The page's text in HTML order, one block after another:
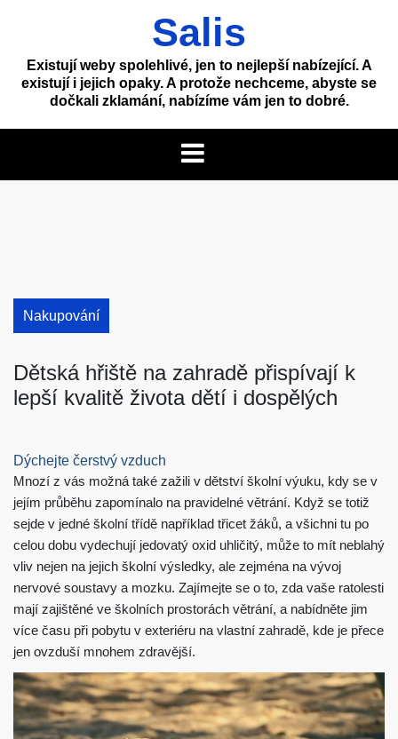
Salis
Existují weby spolehlivé, jen to nejlepší nabízející. A
existují i jejich opaky. A protože nechceme, abyste se
dočkali zklamání, nabízíme vám jen to dobré.
Nakupování
Dětská hřiště na zahradě přispívají k
lepší kvalitě života dětí i dospělých
Dýchejte čerstvý vzduch
Mnozí z vás možná také zažili v dětství školní výuku, kdy se v
jejím průběhu zapomínalo na pravidelné větrání. Když se totiž
sejde v jedné školní třídě například třicet žáků, a všichni tu po
celou dobu vydechují jedovatý oxid uhličitý, může to mít neblahý
vliv nejen na jejich školní výsledky, ale zejména na vývoj
nervové soustavy a mozku. Zajímejte se o to, zda vaše ratolesti
mají zajištěné ve školních prostorách větrání, a nabídněte jim
více času při pobytu v exteriéru na vlastní zahradě, kde je přece
jen ovzduší mnohem zdravější.